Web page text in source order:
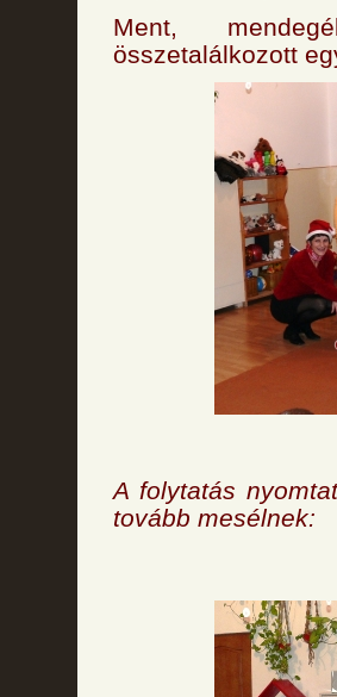
Ment,
összetalálkozott
A folytatás
tovább mesélnek: